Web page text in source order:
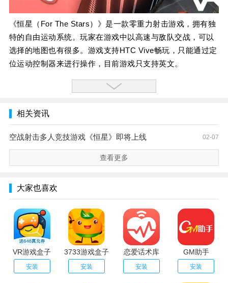
《恒星（For The Stars）》是一款零重力射击游戏，拥有独
特的自由运动系统。玩家在游戏中以高速与敌队交战，可以
选择的地图也有很多。游戏支持HTC Vive畅玩，只能通过定
位运动控制器来进行操作，目前游戏只支持英文。
相关资讯
空战射击多人竞技游戏《恒星》即将上线 02-07
查看更多
大家也喜欢
VR游戏盒子
安装
3733游戏盒子
安装
恋爱话术库
安装
GM助手
安装